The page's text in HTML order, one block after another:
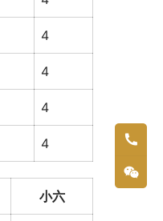
4
4
4
4
小六